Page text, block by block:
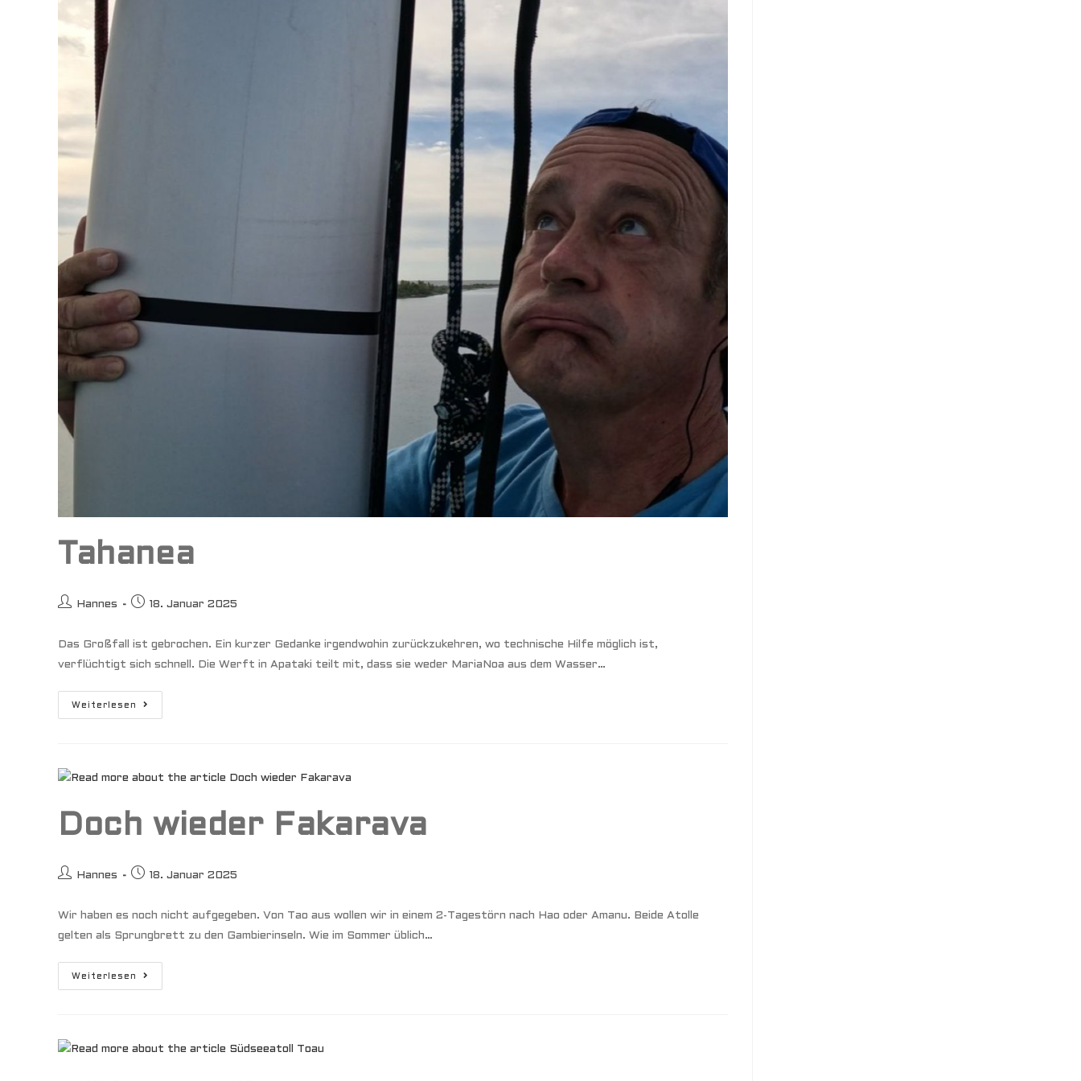
Tahanea
Beitrags-
Hannes
Beitrag
18. Januar 2025
Das Großfall ist gebrochen. Ein kurzer Gedanke irgendwohin zurückzukehren, wo technische Hilfe möglich ist,
verflüchtigt sich schnell. Die Werft in Apataki teilt mit, dass sie weder MariaNoa aus dem Wasser…
Weiterlesen Tahanea
Doch wieder Fakarava
Beitrags-
Hannes
Beitrag
18. Januar 2025
Wir haben es noch nicht aufgegeben. Von Tao aus wollen wir in einem 2-Tagestörn nach Hao oder Amanu. Beide Atolle
gelten als Sprungbrett zu den Gambierinseln. Wie im Sommer üblich…
Weiterlesen
Doch